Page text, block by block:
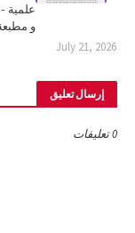
علمية
و
July 21, 2026
إرسال تعليق
0 تعليقات